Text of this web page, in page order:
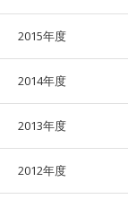
2015年度
2014年度
2013年度
2012年度